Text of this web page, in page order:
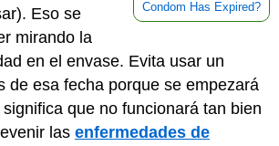
Condom Has Expired?
Eso se
mirando la
en el envase. Evita usar un
de esa fecha porque se empezará
que no funcionará tan bien
las enfermedades de